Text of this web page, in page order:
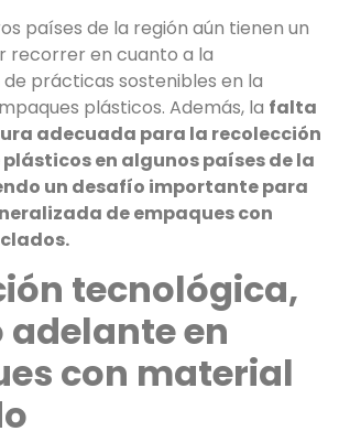
países de la región aún tienen un
recorrer en cuanto a la
prácticas sostenibles en la
plásticos. Además, la falta
adecuada para la recolección
en algunos países de la
un desafío importante para
de empaques con
tecnológica,
adelante en
con material